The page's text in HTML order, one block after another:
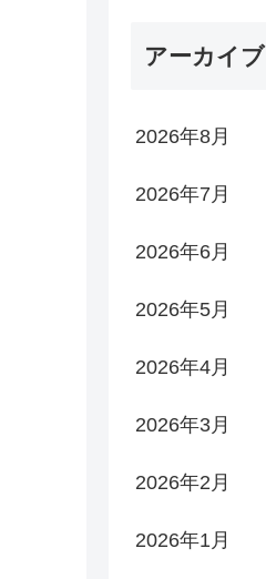
アーカイブ
2026年8月
2026年7月
2026年6月
2026年5月
2026年4月
2026年3月
2026年2月
2026年1月